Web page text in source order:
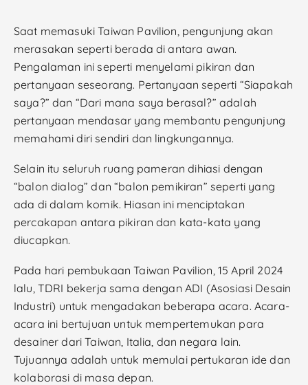
Saat memasuki Taiwan Pavilion, pengunjung akan
merasakan seperti berada di antara awan.
Pengalaman ini seperti menyelami pikiran dan
pertanyaan seseorang. Pertanyaan seperti “Siapakah
saya?” dan “Dari mana saya berasal?” adalah
pertanyaan mendasar yang membantu pengunjung
memahami diri sendiri dan lingkungannya.
Selain itu seluruh ruang pameran dihiasi dengan
“balon dialog” dan “balon pemikiran” seperti yang
ada di dalam komik. Hiasan ini menciptakan
percakapan antara pikiran dan kata-kata yang
diucapkan.
Pada hari pembukaan Taiwan Pavilion, 15 April 2024
lalu, TDRI bekerja sama dengan ADI (Asosiasi Desain
Industri) untuk mengadakan beberapa acara. Acara-
acara ini bertujuan untuk mempertemukan para
desainer dari Taiwan, Italia, dan negara lain.
Tujuannya adalah untuk memulai pertukaran ide dan
kolaborasi di masa depan.